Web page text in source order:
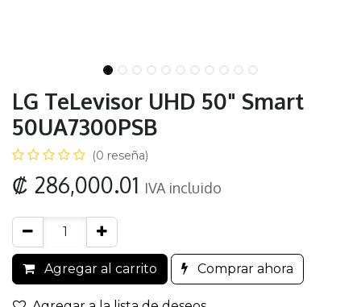
LG TeLevisor UHD 50" Smart
50UA7300PSB
(0 reseña)
₡ 286,000.01 IVA incluido
Agregar al carrito Comprar ahora